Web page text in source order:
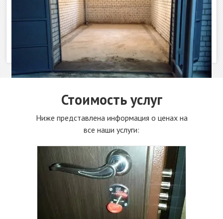
Стоимость услуг
Ниже представлена информация о ценах на
все наши услуги: